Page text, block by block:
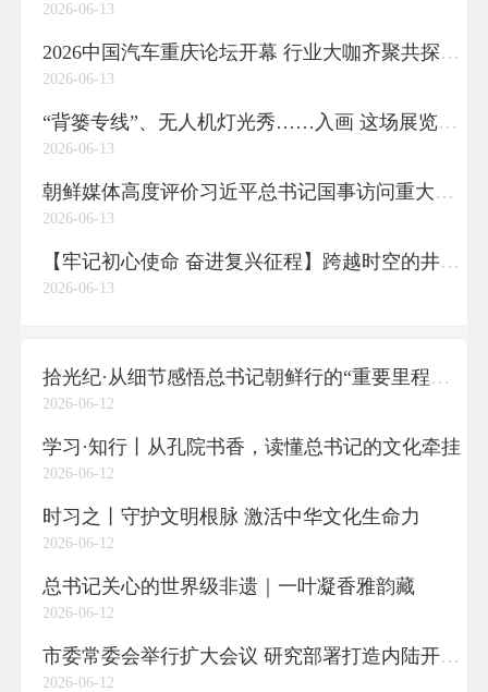
2026-06-13
2026中国汽车重庆论坛开幕 行业大咖齐聚共探产业转型升级之路
2026-06-13
“背篓专线”、无人机灯光秀……入画 这场展览让西部烟火触手可及
2026-06-13
朝鲜媒体高度评价习近平总书记国事访问重大意义
2026-06-13
【牢记初心使命 奋进复兴征程】跨越时空的井冈山精神照亮革命老区高质量发展新路
2026-06-13
拾光纪·从细节感悟总书记朝鲜行的“重要里程碑意义”
2026-06-12
学习·知行丨从孔院书香，读懂总书记的文化牵挂
2026-06-12
时习之丨守护文明根脉 激活中华文化生命力
2026-06-12
总书记关心的世界级非遗｜一叶凝香雅韵藏
2026-06-12
市委常委会举行扩大会议 研究部署打造内陆开放综合枢纽等工作 市委书记袁家军主持并讲话
2026-06-12